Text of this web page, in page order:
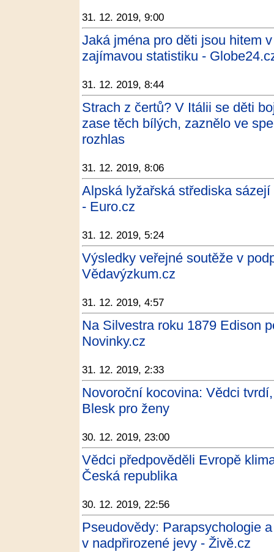
31. 12. 2019, 9:00
Jaká jména pro děti jsou hitem
zajímavou statistiku -
31. 12. 2019, 8:44
Strach z čertů? V Itálii se děti
zase těch bílých, zaznělo ve
rozhlas
31. 12. 2019, 8:06
Alpská lyžařská střediska
- Euro.cz
31. 12. 2019, 5:24
Výsledky veřejné soutěže v
Vědavýzkum.cz
31. 12. 2019, 4:57
Na Silvestra roku 1879 Edison
Novinky.cz
31. 12. 2019, 2:33
Novoroční kocovina: Vědci
Blesk pro ženy
30. 12. 2019, 23:00
Vědci předpověděli Evropě
Česká republika
30. 12. 2019, 22:56
Pseudovědy: Parapsychologie
v nadpřirozené jevy - Živě.cz